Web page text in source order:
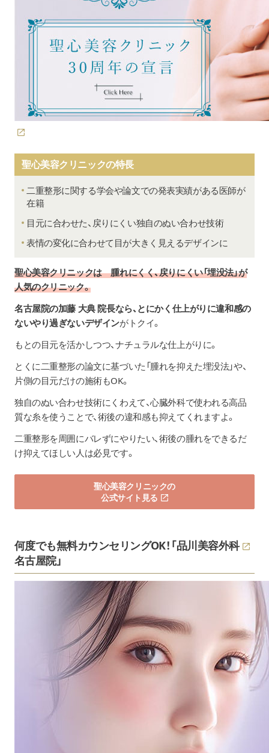
聖心美容クリニックの特長
二重整形に関する学会や論文での発表実績がある医師が
在籍
目元に合わせた、戻りにくい独自のぬい合わせ技術
表情の変化に合わせて目が大きく見えるデザインに
聖心美容クリニックは 腫れにくく、戻りにくい「埋没法」が
人気のクリニック。
名古屋院の加藤 大典 院長なら、とにかく仕上がりに違和感の
ないやり過ぎないデザインがトクイ。
もとの目元を活かしつつ、ナチュラルな仕上がりに。
とくに二重整形の論文に基づいた「腫れを抑えた埋没法」や、
片側の目元だけの施術もOK。
独自のぬい合わせ技術にくわえて、心臓外科で使われる高品
質な糸を使うことで、術後の違和感も抑えてくれますよ。
二重整形を周囲にバレずにやりたい、術後の腫れをできるだ
け抑えてほしい人は必見です。
聖心美容クリニックの
公式サイト見る
何度でも無料カウンセリングOK！「品川美容外科
名古屋院」